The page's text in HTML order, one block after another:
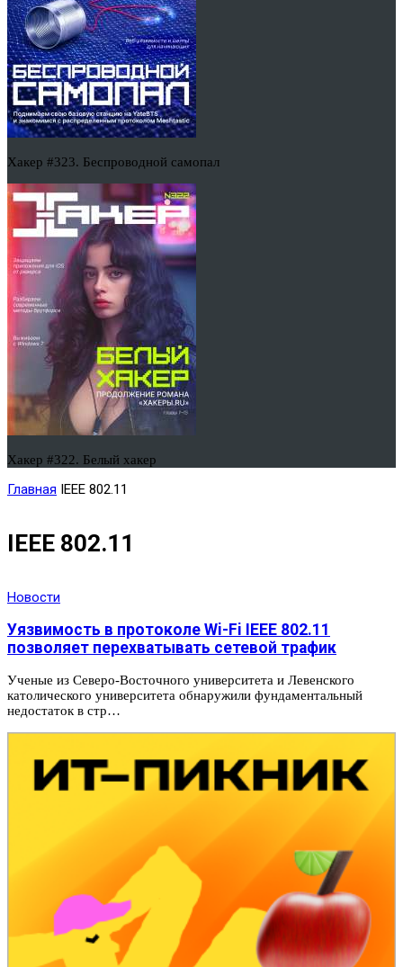
Хакер #323. Беспроводной самопал
Хакер #322. Белый хакер
Главная IEEE 802.11
IEEE 802.11
Новости
Уязвимость в протоколе Wi-Fi IEEE 802.11
позволяет перехватывать сетевой трафик
Ученые из Северо-Восточного университета и Левенского
католического университета обнаружили фундаментальный
недостаток в стр…